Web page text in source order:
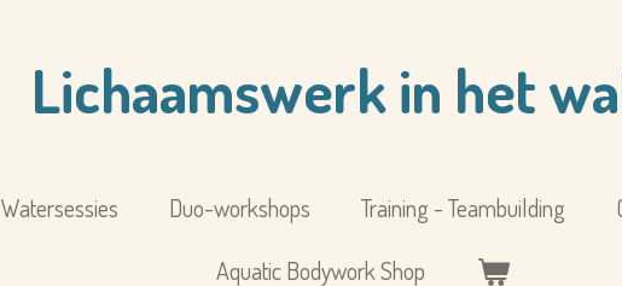
Lichaamswerk in het
Watersessies Duo-workshops Training - Teambuilding
Aquatic Bodywork Shop